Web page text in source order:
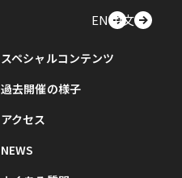
EN中文
スペシャルコンテンツ
過去開催の様子
アクセス
NEWS